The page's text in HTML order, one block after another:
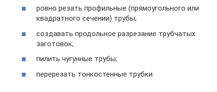
ровно резать профильные (прямоугольного или
квадратного сечении) трубы;
создавать продольное разрезание трубчатых
заготовок;
пилить чугунные трубы;
перерезать тонкостенные трубки.